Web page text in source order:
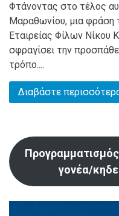
Φτάνοντας στο τέλος
Μαραθωνίου, μια φράση
Εταιρείας Φίλων Νίκου
σφραγίσει την
τρόπο....
Διαβάστε
γονέα/